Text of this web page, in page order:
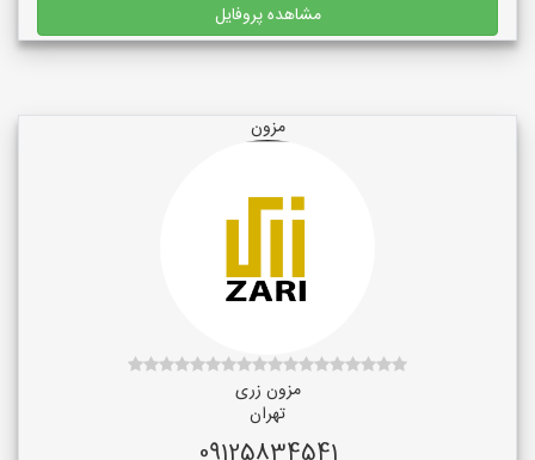
مشاهده پروفایل
مزون
مزون زری
تهران